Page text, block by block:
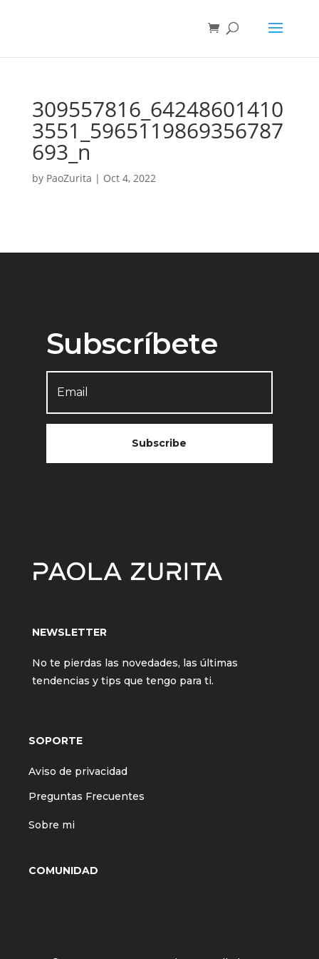
309557816_64248601410
3551_5965119869356787
693_n
by PaoZurita | Oct 4, 2022
Subscríbete
Subscribe
NEWSLETTER
No te pierdas las novedades, las últimas
tendencias y tips que tengo para ti.
SOPORTE
Aviso de privacidad
Preguntas Frecuentes
Sobre mi
COMUNIDAD